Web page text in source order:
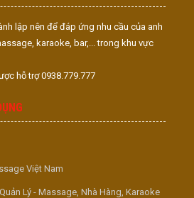
lập nên để đáp ứng nhu cầu của anh
karaoke, bar,... trong khu vực
hỗ trợ 0938.779.777
Việt Nam
Lý - Massage, Nhà Hàng, Karaoke